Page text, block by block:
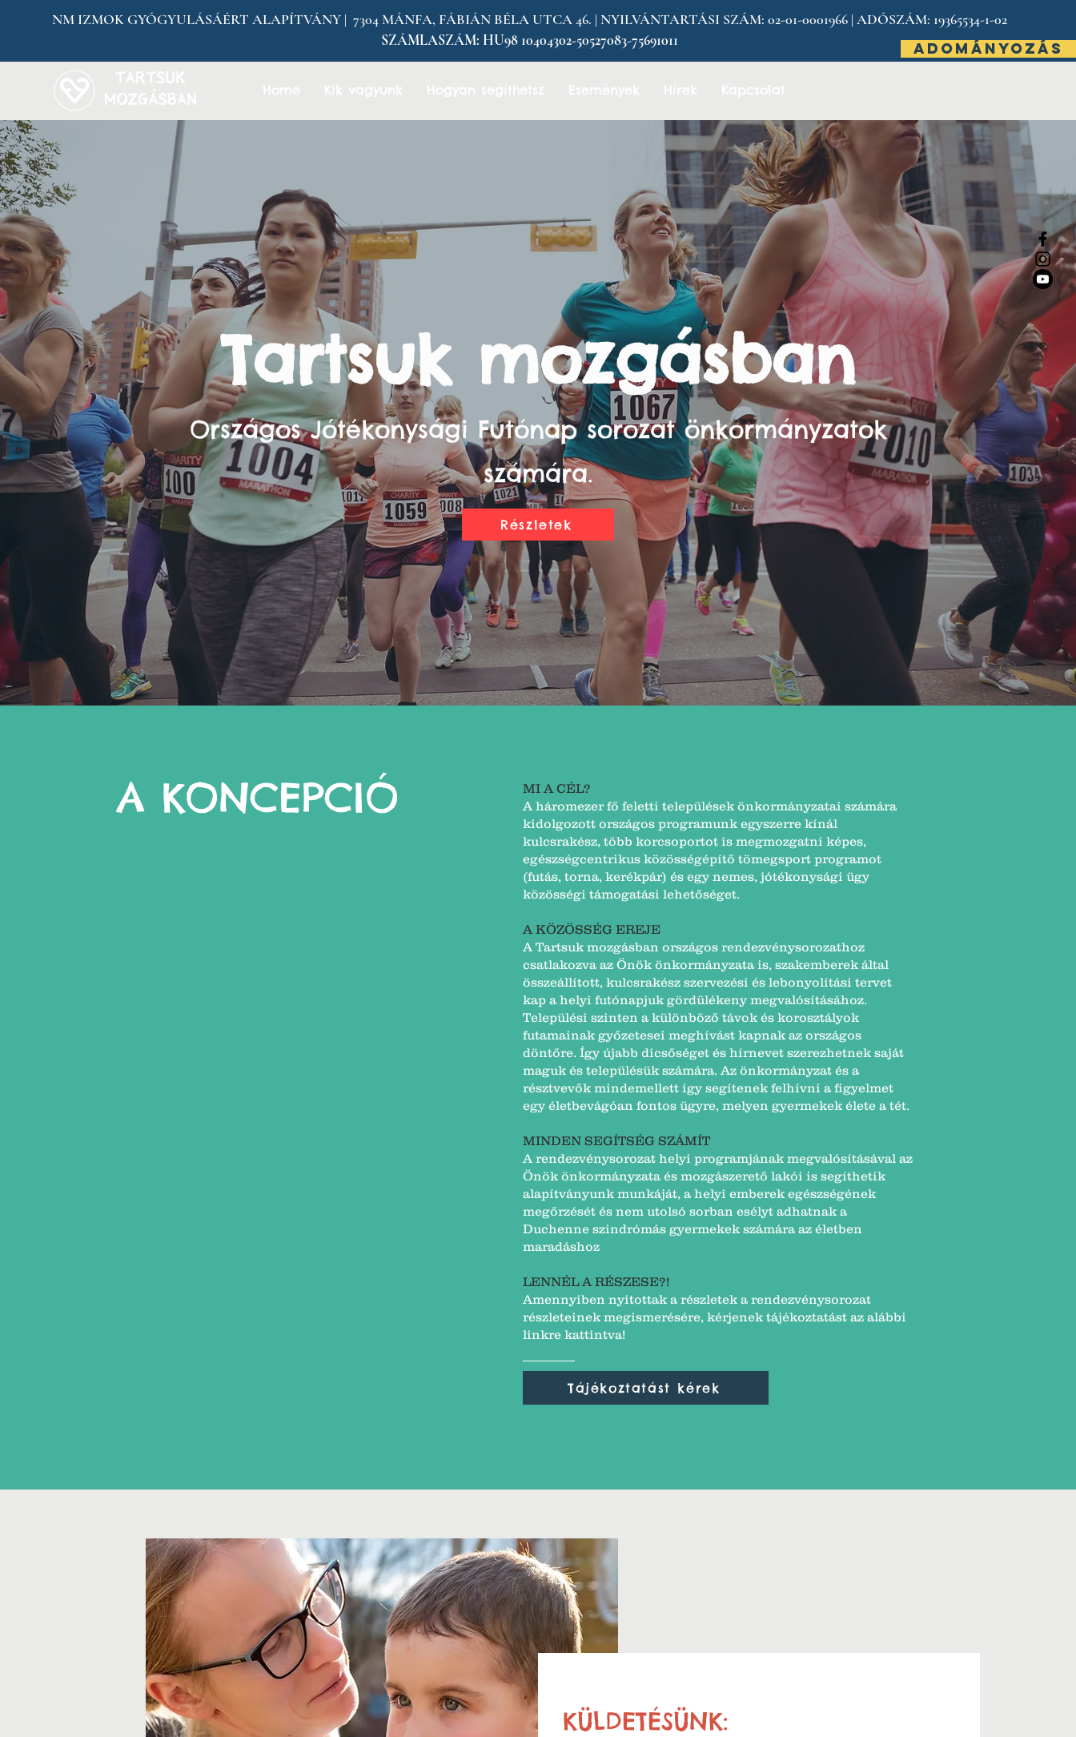
ADOMÁNYOZÁS
NM IZMOK GYÓGYULÁSÁÉRT ALAPÍTVÁNY | 7304 MÁNFA, FÁBIÁN BÉLA UTCA 46. | NYILVÁNTARTÁSI SZÁM: 02-01-0001966 | ADÓSZÁM: 19365534-1-02
SZÁMLASZÁM: HU98 10404302-50527083-75691011
Tartsuk mozgásban
Országos Jótékonysági Futónap sorozat önkormányzatok
számára.
Részletek
A KONCEPCIÓ
​MI A CÉL?
A háromezer fő feletti települések önkormányzatai számára
kidolgozott országos programunk egyszerre kínál
kulcsrakész, több korcsoportot is megmozgatni képes,
egészségcentrikus közösségépítő tömegsport programot
(futás, torna, kerékpár) és egy nemes, jótékonysági ügy
közösségi támogatási lehetőséget.
A KÖZÖSSÉG EREJE
A Tartsuk mozgásban országos rendezvénysorozathoz
csatlakozva az Önök önkormányzata is, szakemberek által
összeállított, kulcsrakész szervezési és lebonyolítási tervet
kap a helyi futónapjuk gördülékeny megvalósításához.
Települési szinten a különböző távok és korosztályok
futamainak győzetesei meghívást kapnak az országos
döntőre. Így újabb dicsőséget és hírnevet szerezhetnek saját
maguk és településük számára. Az önkormányzat és a
résztvevők mindemellett így segítenek felhívni a figyelmet
egy életbevágóan fontos ügyre, melyen gyermekek élete a tét.
MINDEN SEGÍTSÉG SZÁMÍT
A rendezvénysorozat helyi programjának megvalósításával az
Önök önkormányzata és mozgászerető lakói is segíthetik
alapítványunk munkáját, a helyi emberek egészségének
megőrzését és nem utolsó sorban esélyt adhatnak a
Duchenne szindrómás gyermekek számára az életben
maradáshoz
LENNÉL A RÉSZESE?!
​Amennyiben nyitottak a részletek a rendezvénysorozat
részleteinek megismerésére, kérjenek tájékoztatást az alábbi
linkre kattintva!
Tájékoztatást kérek
KÜLDETÉSÜNK: